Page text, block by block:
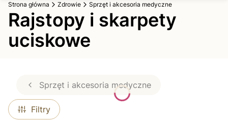
Strona główna Zdrowie Sprzęt i akcesoria medyczne
Rajstopy i skarpety
uciskowe
Sprzęt i akcesoria medyczne
Filtry